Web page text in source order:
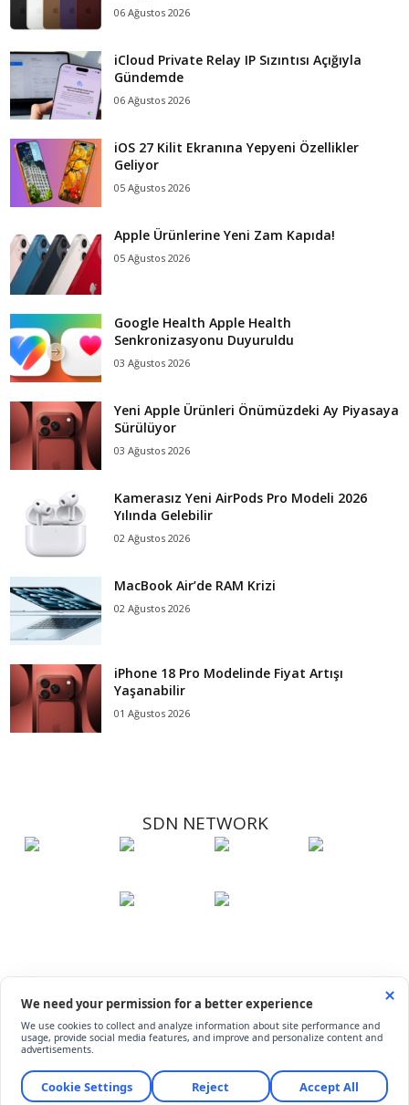
06 Ağustos 2026
iCloud Private Relay IP Sızıntısı Açığıyla
Gündemde
06 Ağustos 2026
iOS 27 Kilit Ekranına Yepyeni Özellikler
Geliyor
05 Ağustos 2026
Apple Ürünlerine Yeni Zam Kapıda!
05 Ağustos 2026
Google Health Apple Health
Senkronizasyonu Duyuruldu
03 Ağustos 2026
Yeni Apple Ürünleri Önümüzdeki Ay Piyasaya
Sürülüyor
03 Ağustos 2026
Kamerasız Yeni AirPods Pro Modeli 2026
Yılında Gelebilir
02 Ağustos 2026
MacBook Air’de RAM Krizi
02 Ağustos 2026
iPhone 18 Pro Modelinde Fiyat Artışı
Yaşanabilir
01 Ağustos 2026
SDN NETWORK